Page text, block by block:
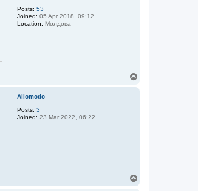
Posts: 53
Joined: 05 Apr 2018, 09:12
Location: Молдова
Aliomodo
Posts: 3
Joined: 23 Mar 2022, 06:22